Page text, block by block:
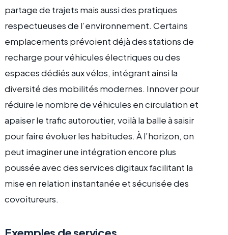
partage de trajets mais aussi des pratiques
respectueuses de l’environnement. Certains
emplacements prévoient déjà des stations de
recharge pour véhicules électriques ou des
espaces dédiés aux vélos, intégrant ainsi la
diversité des mobilités modernes. Innover pour
réduire le nombre de véhicules en circulation et
apaiser le trafic autoroutier, voilà la balle à saisir
pour faire évoluer les habitudes. À l’horizon, on
peut imaginer une intégration encore plus
poussée avec des services digitaux facilitant la
mise en relation instantanée et sécurisée des
covoitureurs.